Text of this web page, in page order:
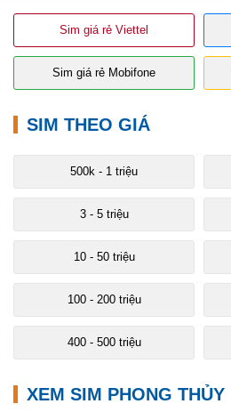
Sim giá rẻ Viettel
Sim giá rẻ Mobifone
SIM THEO GIÁ
500k - 1 triệu
3 - 5 triệu
10 - 50 triệu
100 - 200 triệu
400 - 500 triệu
XEM SIM PHONG THỦY